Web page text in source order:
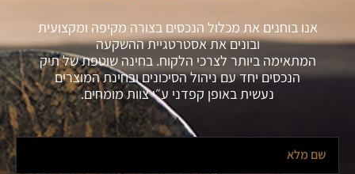
אנו בוחנים את מכלול הנכסים בצורה מקיפה ומקצועית
ובונים את אסטרטגיית ההשקעה
המתאימה ביותר לצרכי הלקוח. בחינה שוטפת של תיק
הנכסים יחד עם ניהול הסיכונים ובחינת המוצרים
נעשית באופן קפדני ע״י צוות מומחים.